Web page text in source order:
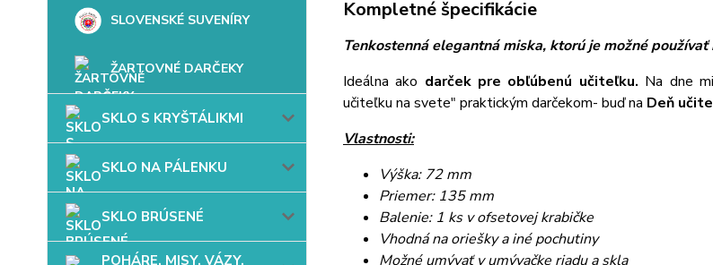
SLOVENSKÉ SUVENÍRY
ŽARTOVNÉ DARČEKY
SKLO S KRYŠTÁLIKMI
SKLO NA PÁLENKU
SKLO BRÚSENÉ
POHÁRE, MISY, VÁZY,
Kompletné špecifikácie
Tenkostenná elegantná miska, ktorú je možné
Ideálna ako darček pre obľúbenú učiteľku. Na dne
učiteľku na svete" praktickým darčekom- buď na Deň
Vlastnosti:
Výška: 72 mm
Priemer: 135 mm
Balenie: 1 ks v ofsetovej krabičke
Vhodná na oriešky a iné pochutiny
Možné umývať v umývačke riadu a skla